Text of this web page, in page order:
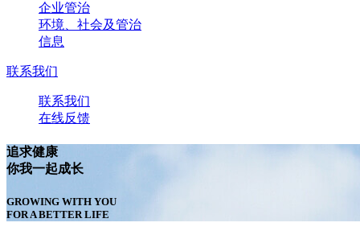
企业管治
环境、社会及管治
信息
联系我们
联系我们
在线反馈
追求健康
你我一起成长
GROWING WITH YOU
FOR A BETTER LIFE